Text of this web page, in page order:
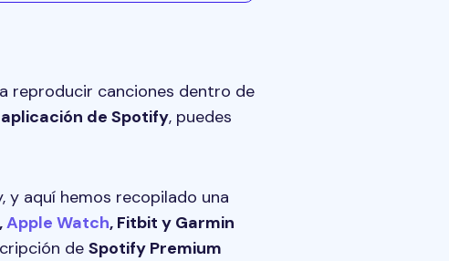
reproducir canciones dentro de
de Spotify, puedes
aquí hemos recopilado una
Apple Watch, Fitbit y Garmin
de Spotify Premium